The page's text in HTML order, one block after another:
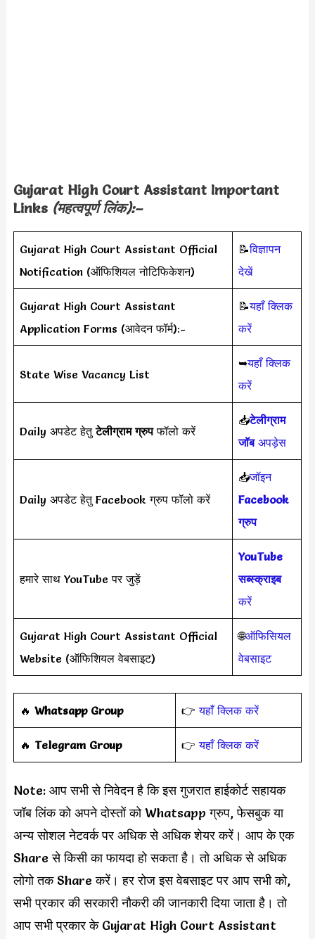
Gujarat High Court Assistant Important
Links (महत्वपूर्ण लिंक):–
Gujarat High Court Assistant Official
Notification (ऑफिशियल नोटिफिकेशन)
📝विज्ञापन
देखें
Gujarat High Court Assistant
Application Forms (आवेदन फॉर्म):-
📝यहाँ क्लिक
करें
State Wise Vacancy List
➥यहाँ क्लिक
करें
Daily अपडेट हेतुटेलीग्राम ग्रुपफॉलो करें
📥टेलीग्राम
जॉबअपड़ेस
Daily अपडेट हेतु Facebook ग्रुप फॉलो करें
📥जॉइन
Facebook
ग्रुप
हमारे साथ YouTube पर जुड़ें
YouTube
सब्स्क्राइब
करें
Gujarat High Court Assistant Official
Website (ऑफिशियल वेबसाइट)
🌐ऑफिसियल
वेबसाइट
‎️‍🔥 Whatsapp Group 👉यहाँ क्लिक करें
‎️‍🔥 Telegram Group 👉यहाँ क्लिक करें
Note: आप सभी से निवेदन है कि इस गुजरात हाईकोर्ट सहायक
जॉब लिंक को अपने दोस्तों को Whatsapp ग्रुप, फेसबुक या
अन्य सोशल नेटवर्क पर अधिक से अधिक शेयर करें। आप के एक
Share से किसी का फायदा हो सकता है। तो अधिक से अधिक
लोगो तक Share करें। हर रोज इस वेबसाइट पर आप सभी को,
सभी प्रकार की सरकारी नौकरी की जानकारी दिया जाता है। तो
आप सभी प्रकार के Gujarat High Court Assistant